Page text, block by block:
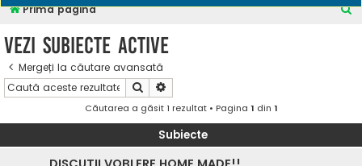
Prima pagină
C
Vezi subiecte active
Mergeți la căutare avansată
Căutare
Căutarea a găsit 1 rezultat • Pagina 1 din 1
Subiecte